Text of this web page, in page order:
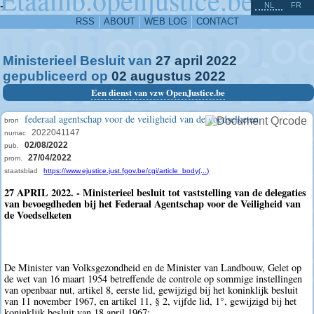
-
RSS ABOUT WEB LOG CONTACT
NL FR
Ministerieel Besluit van 27 april 2022
gepubliceerd op 02 augustus 2022
Een dienst van vzw OpenJustice.be
bron federaal agentschap voor de veiligheid van de voedselketen
numac 2022041147
pub. 02/08/2022
prom. 27/04/2022
staatsblad https://www.ejustice.just.fgov.be/cgi/article_body(...)
27 APRIL 2022. - Ministerieel besluit tot vaststelling van de delegaties
van bevoegdheden bij het Federaal Agentschap voor de Veiligheid van
de Voedselketen
De Minister van Volksgezondheid en de Minister van Landbouw, Gelet op
de wet van 16 maart 1954 betreffende de controle op sommige instellingen
van openbaar nut, artikel 8, eerste lid, gewijzigd bij het koninklijk besluit
van 11 november 1967, en artikel 11, § 2, vijfde lid, 1°, gewijzigd bij het
^